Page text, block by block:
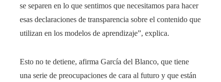
se separen en lo que sentimos que necesitamos para hacer
esas declaraciones de transparencia sobre el contenido que
utilizan en los modelos de aprendizaje”, explica.
Esto no te detiene, afirma García del Blanco, que tiene
una serie de preocupaciones de cara al futuro y que están